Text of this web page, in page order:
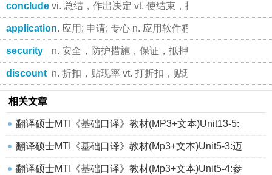
conclude vi. 总结，作出决定 vt. 使结束，推断出，缔结
applicationn. 应用; 申请; 专心 n. 应用软件程序
security n. 安全，防护措施，保证，抵押，债券，证券
discount n. 折扣，贴现率 vt. 打折扣，贴现，不重视，不全信
相关文章
翻译硕士MTI《基础口译》教材(MP3+文本)Unit13-5:
翻译硕士MTI《基础口译》教材(Mp3+文本)Unit5-3:迈
翻译硕士MTI《基础口译》教材(Mp3+文本)Unit5-4:参